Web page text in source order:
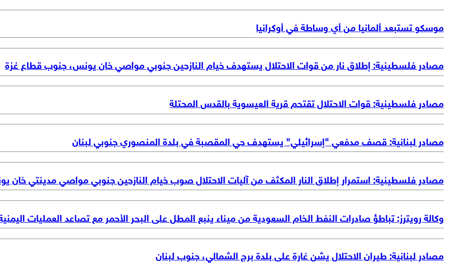
موسكو تستبعد ألمانيا من أي وساطة في أوكرانيا
مصادر فلسطينية: إطلاق نار من قوات الاحتلال يستهدف خيام النازحين جنوبي مواصي خان يونس، جنوب قطاع غزة
مصادر فلسطينية: قوات الاحتلال تقتحم قرية العيسوية بالقدس المحتلة
مصادر لبنانية: قصف مدفعي "إسرائيلي" يستهدف حي المقصبة في بلدة المنصوري جنوبي لبنان
مصادر فلسطينية: استمرار إطلاق النار المكثف من آليات الاحتلال صوب خيام النازحين جنوبي مواصي مدينتي
وكالة رويترز: تباطؤ صادرات النفط الخام السعودية من ميناء ينبع المطل على البحر الأحمر مع تصاعد العمليات
مصادر لبنانية: طيران الاحتلال يشن غارة على بلدة برج الشمالي، جنوب لبنان